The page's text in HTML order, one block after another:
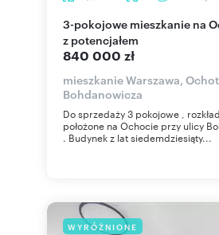
3-pokojowe mieszkanie na Ochocie - 56 m²
z potencjałem
840 000 zł
mieszkanie Warszawa,
Bohdanowicza
Do sprzedaży 3 pokojowe ,
położone na Ochocie przy ulicy
. Budynek z lat siedemdziesiąty...
WYRÓŻNIONE